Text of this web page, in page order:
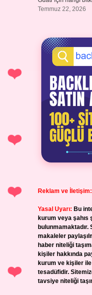
Temmuz 22, 2026
Reklam ve İletişim:
Yasal Uyarı: Bu
kurum veya şahıs
bulunmamaktadır.
makaleler
haber niteliği
kişiler hakkında
kurum ve kişiler
tesadüfidir.
tavsiye niteliği